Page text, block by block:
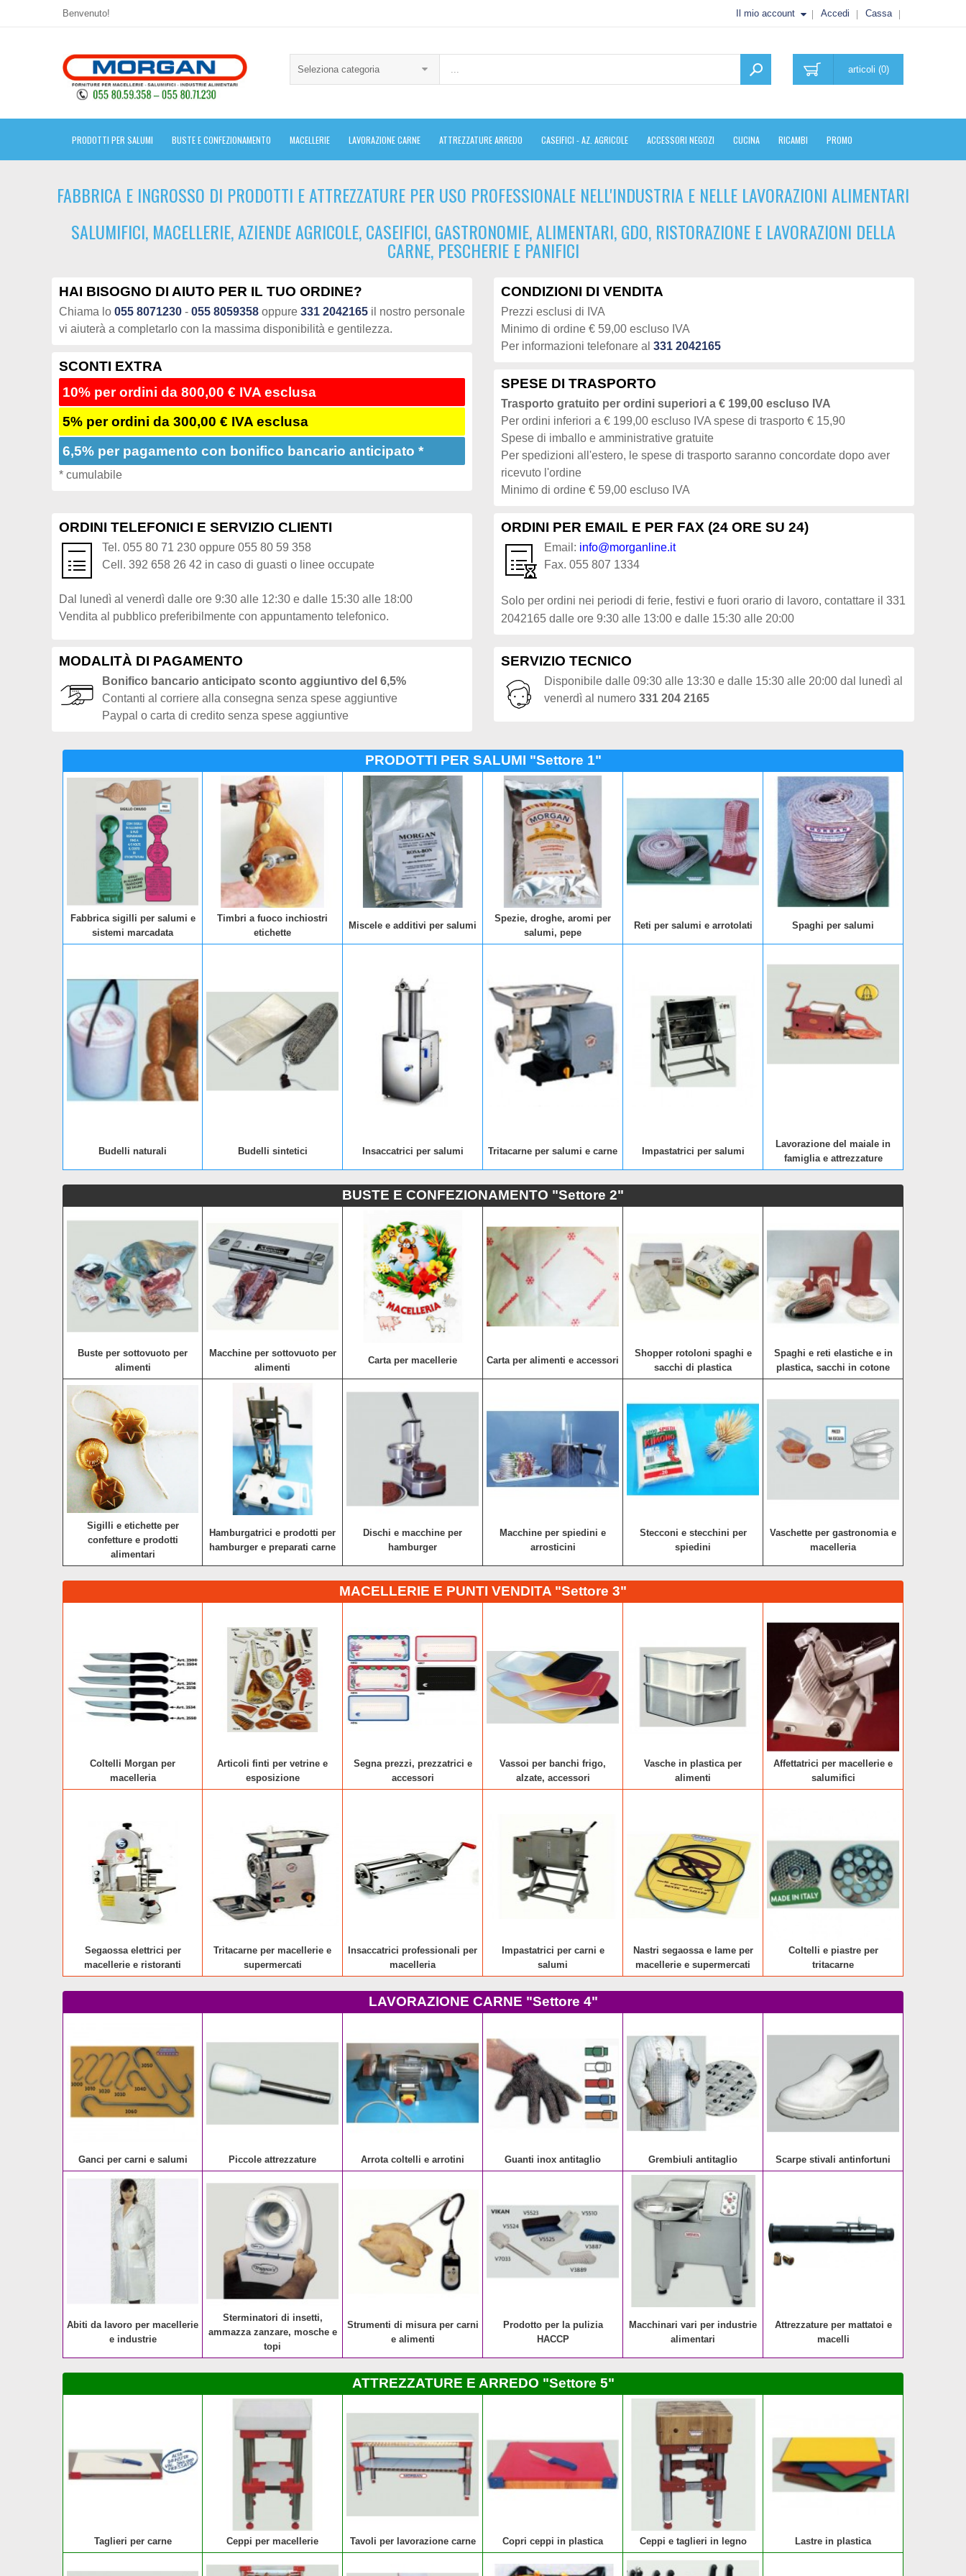
Benvenuto! Cassa
Accedi
Il mio account
articoli (0)
Seleziona categoria
PRODOTTI PER SALUMI BUSTE E CONFEZIONAMENTO MACELLERIE LAVORAZIONE CARNE ATTREZZATURE ARREDO CASEIFICI - AZ. AGRICOLE ACCESSORI NEGOZI CUCINA RICAMBI PROMO
FABBRICA E INGROSSO DI PRODOTTI E ATTREZZATURE PER USO PROFESSIONALE NELL'INDUSTRIA E NELLE LAVORAZIONI ALIMENTARI
SALUMIFICI, MACELLERIE, AZIENDE AGRICOLE, CASEIFICI, GASTRONOMIE, ALIMENTARI, GDO, RISTORAZIONE E LAVORAZIONI DELLA
CARNE, PESCHERIE E PANIFICI
HAI BISOGNO DI AIUTO PER IL TUO ORDINE?
Chiama lo 055 8071230 - 055 8059358 oppure 331 2042165 il nostro personale
vi aiuterà a completarlo con la massima disponibilità e gentilezza.
SCONTI EXTRA
10% per ordini da 800,00 € IVA esclusa
5% per ordini da 300,00 € IVA esclusa
6,5% per pagamento con bonifico bancario anticipato *
* cumulabile
CONDIZIONI DI VENDITA
Prezzi esclusi di IVA
Minimo di ordine € 59,00 escluso IVA
Per informazioni telefonare al 331 2042165
SPESE DI TRASPORTO
Trasporto gratuito per ordini superiori a € 199,00 escluso IVA
Per ordini inferiori a € 199,00 escluso IVA spese di trasporto € 15,90
Spese di imballo e amministrative gratuite
Per spedizioni all'estero, le spese di trasporto saranno concordate dopo aver
ricevuto l'ordine
Minimo di ordine € 59,00 escluso IVA
ORDINI TELEFONICI E SERVIZIO CLIENTI
Tel. 055 80 71 230 oppure 055 80 59 358
Cell. 392 658 26 42 in caso di guasti o linee occupate
Dal lunedì al venerdì dalle ore 9:30 alle 12:30 e dalle 15:30 alle 18:00
Vendita al pubblico preferibilmente con appuntamento telefonico.
ORDINI PER EMAIL E PER FAX (24 ORE SU 24)
Email: info@morganline.it
Fax. 055 807 1334
Solo per ordini nei periodi di ferie, festivi e fuori orario di lavoro, contattare il 331
2042165 dalle ore 9:30 alle 13:00 e dalle 15:30 alle 20:00
MODALITÀ DI PAGAMENTO
Bonifico bancario anticipato sconto aggiuntivo del 6,5%
Contanti al corriere alla consegna senza spese aggiuntive
Paypal o carta di credito senza spese aggiuntive
SERVIZIO TECNICO
Disponibile dalle 09:30 alle 13:30 e dalle 15:30 alle 20:00 dal lunedì al
venerdì al numero 331 204 2165
PRODOTTI PER SALUMI "Settore 1"
Fabbrica sigilli per salumi e
sistemi marcadata
Timbri a fuoco inchiostri
etichette
Miscele e additivi per salumi
Spezie, droghe, aromi per
salumi, pepe
Reti per salumi e arrotolati Spaghi per salumi
Budelli naturali Budelli sintetici Insaccatrici per salumi Tritacarne per salumi e carne Impastatrici per salumi
Lavorazione del maiale in
famiglia e attrezzature
BUSTE E CONFEZIONAMENTO "Settore 2"
Buste per sottovuoto per
alimenti
Macchine per sottovuoto per
alimenti
Carta per macellerie Carta per alimenti e accessori
Shopper rotoloni spaghi e
sacchi di plastica
Spaghi e reti elastiche e in
plastica, sacchi in cotone
Sigilli e etichette per
confetture e prodotti
alimentari
Hamburgatrici e prodotti per
hamburger e preparati carne
Dischi e macchine per
hamburger
Macchine per spiedini e
arrosticini
Stecconi e stecchini per
spiedini
Vaschette per gastronomia e
macelleria
MACELLERIE E PUNTI VENDITA "Settore 3"
Coltelli Morgan per
macelleria
Articoli finti per vetrine e
esposizione
Segna prezzi, prezzatrici e
accessori
Vassoi per banchi frigo,
alzate, accessori
Vasche in plastica per
alimenti
Affettatrici per macellerie e
salumifici
Segaossa elettrici per
macellerie e ristoranti
Tritacarne per macellerie e
supermercati
Insaccatrici professionali per
macelleria
Impastatrici per carni e
salumi
Nastri segaossa e lame per
macellerie e supermercati
Coltelli e piastre per
tritacarne
LAVORAZIONE CARNE "Settore 4"
Ganci per carni e salumi Piccole attrezzature Arrota coltelli e arrotini Guanti inox antitaglio Grembiuli antitaglio Scarpe stivali antinfortuni
Abiti da lavoro per macellerie
e industrie
Sterminatori di insetti,
ammazza zanzare, mosche e
topi
Strumenti di misura per carni
e alimenti
Prodotto per la pulizia
HACCP
Macchinari vari per industrie
alimentari
Attrezzature per mattatoi e
macelli
ATTREZZATURE E ARREDO "Settore 5"
Taglieri per carne Ceppi per macellerie Tavoli per lavorazione carne Copri ceppi in plastica Ceppi e taglieri in legno Lastre in plastica